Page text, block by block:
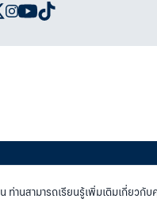
ท่านสามารถเรียนรู้เพิ่มเติมเกี่ยวกับ